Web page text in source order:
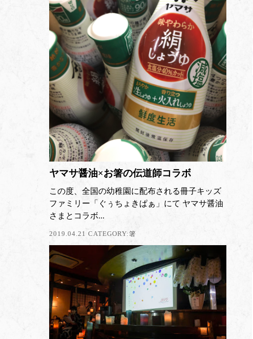
ヤマサ醤油×お箸の伝道師コラボ
この度、全国の幼稚園に配布される冊子キッズ
ファミリー「ぐぅちょきぱぁ」にて ヤマサ醤油
さまとコラボ...
2019.04.21 CATEGORY:箸